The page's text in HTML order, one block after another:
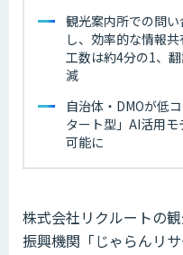
観光案内所での問
し、効率的な情報
工数は約4分の1、
減
自治体・DMOが低
タート型」AI活用
可能に
株式会社リクルートの
振興機関「じゃらんリ